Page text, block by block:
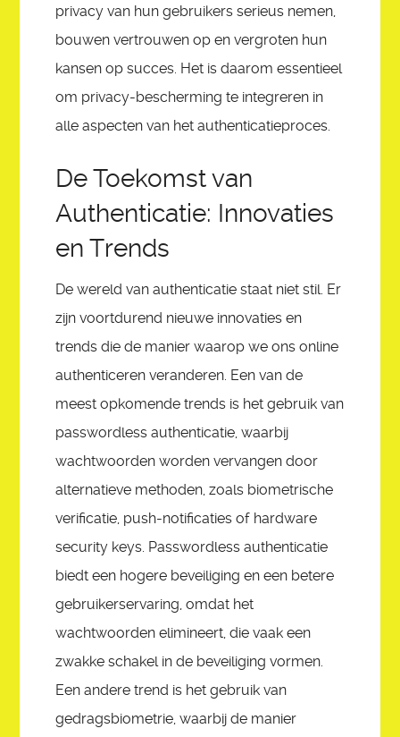
privacy van hun gebruikers serieus nemen,
bouwen vertrouwen op en vergroten hun
kansen op succes. Het is daarom essentieel
om privacy-bescherming te integreren in
alle aspecten van het authenticatieproces.
De Toekomst van
Authenticatie: Innovaties
en Trends
De wereld van authenticatie staat niet stil. Er
zijn voortdurend nieuwe innovaties en
trends die de manier waarop we ons online
authenticeren veranderen. Een van de
meest opkomende trends is het gebruik van
passwordless authenticatie, waarbij
wachtwoorden worden vervangen door
alternatieve methoden, zoals biometrische
verificatie, push-notificaties of hardware
security keys. Passwordless authenticatie
biedt een hogere beveiliging en een betere
gebruikerservaring, omdat het
wachtwoorden elimineert, die vaak een
zwakke schakel in de beveiliging vormen.
Een andere trend is het gebruik van
gedragsbiometrie, waarbij de manier